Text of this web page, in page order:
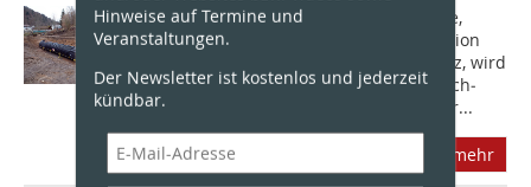
Hinweise auf Termine und
Veranstaltungen.
Der Newsletter ist kostenlos und jederzeit
kündbar.
In der Muster-Industrie-Bau-Richtlinie,
herausgegeben von der Fachkommission
Bauaufsicht der Bauministerkonferenz, wird
in Abschnitt 5.1. eine notwendige Lösch­
wassermenge in Abhängigkeit von der...
mehr